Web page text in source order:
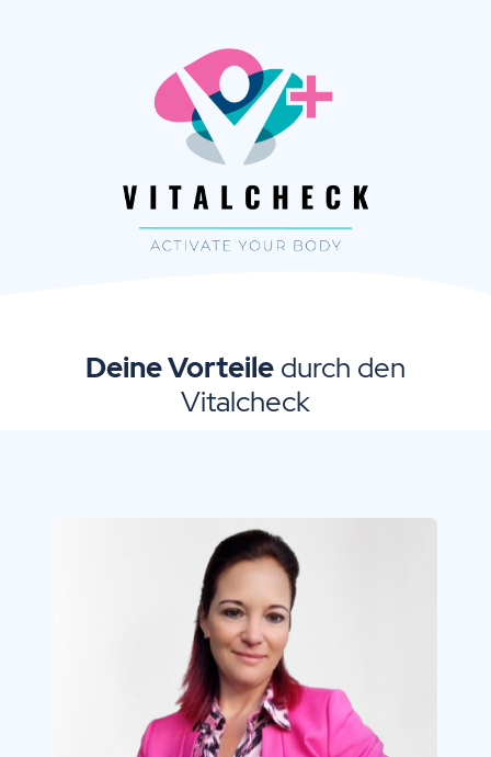
Deine Vorteile durch den
Vitalcheck